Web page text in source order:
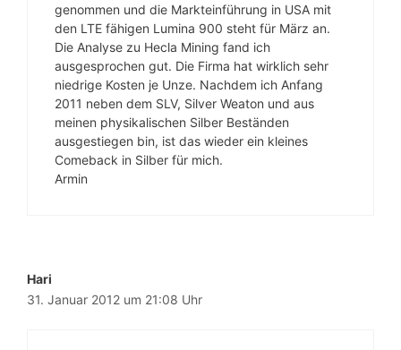
genommen und die Markteinführung in USA mit
den LTE fähigen Lumina 900 steht für März an.
Die Analyse zu Hecla Mining fand ich
ausgesprochen gut. Die Firma hat wirklich sehr
niedrige Kosten je Unze. Nachdem ich Anfang
2011 neben dem SLV, Silver Weaton und aus
meinen physikalischen Silber Beständen
ausgestiegen bin, ist das wieder ein kleines
Comeback in Silber für mich.
Armin
Hari
31. Januar 2012 um 21:08 Uhr